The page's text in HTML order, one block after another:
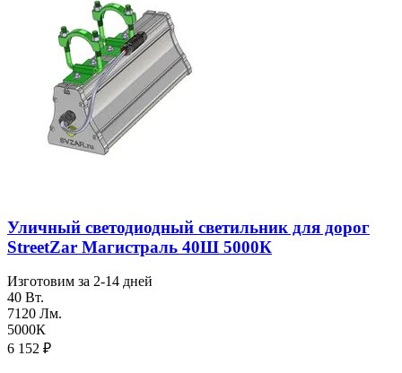
Уличный светодиодный светильник для дорог
StreetZar Магистраль 40Ш 5000К
Изготовим за 2-14 дней
40 Вт.
7120 Лм.
5000К
6 152 ₽